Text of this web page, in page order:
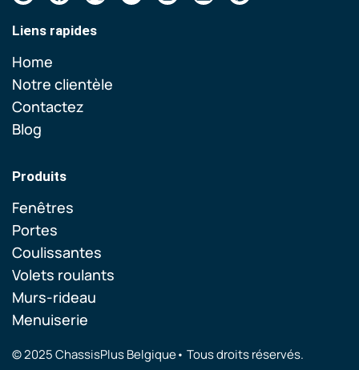
Liens rapides
Home
Notre clientèle
Contactez
Blog
Produits
Fenêtres
Portes
Coulissantes
Volets roulants
Murs-rideau
Menuiserie
© 2025 ChassisPlus Belgique• Tous droits réservés.